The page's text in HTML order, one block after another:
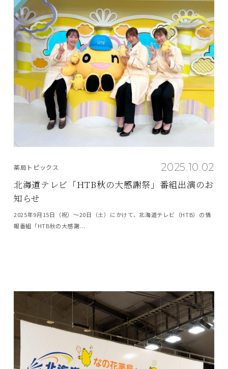
2025.10.02
薬局トピックス
北海道テレビ「HTB秋の大感謝祭」番組出演のお
知らせ
2025年9月15日（祝）～20日（土）にかけて、北海道テレビ（HTB）の情
報番組「HTB秋の大感謝...